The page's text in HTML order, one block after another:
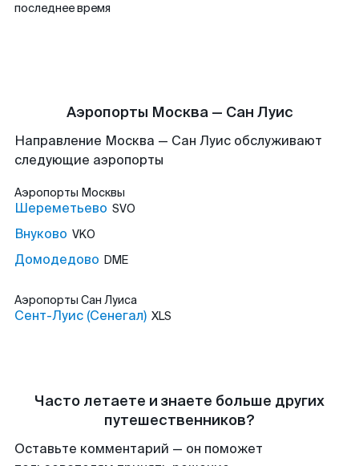
последнее время
Аэропорты Москва — Сан Луис
Направление Москва — Сан Луис обслуживают
следующие аэропорты
Аэропорты Москвы
Шереметьево SVO
Внуково VKO
Домодедово DME
Аэропорты Сан Луиса
Сент-Луис (Сенегал) XLS
Часто летаете и знаете больше других
путешественников?
Оставьте комментарий — он поможет